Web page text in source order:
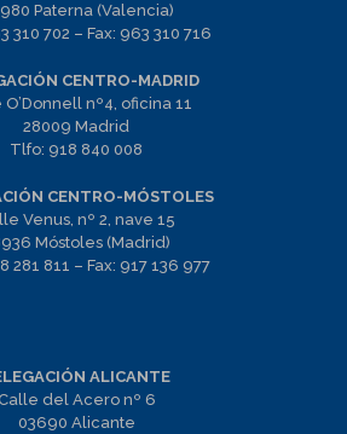
Paterna (Valencia)
310 702 – Fax: 963 310 716
CENTRO-MADRID
nº4, oficina 11
28009 Madrid
Tlfo: 918 840 008
CENTRO-MÓSTOLES
Venus, nº 2, nave 15
Móstoles (Madrid)
281 811 – Fax: 917 136 977
ALICANTE
del Acero nº 6
03690 Alicante